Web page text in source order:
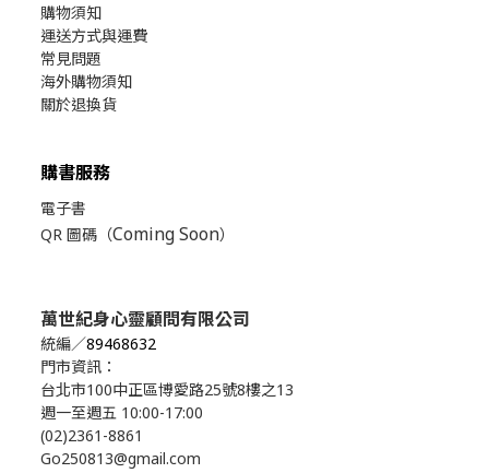
購物須知
運送方式與運費
常見問題
海外購物須知
關於退換貨
購書服務
電子書
QR 圖碼（Coming Soon）
萬世紀身心靈顧問有限公司
統編／89468632
門市資訊：
台北市100中正區博愛路25號8樓之13
週一至週五 10:00-17:00
(02)2361-8861
Go250813@gmail.com